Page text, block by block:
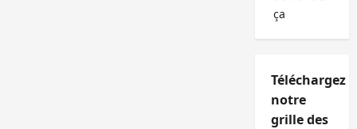
ça
Téléchargez
notre
grille des